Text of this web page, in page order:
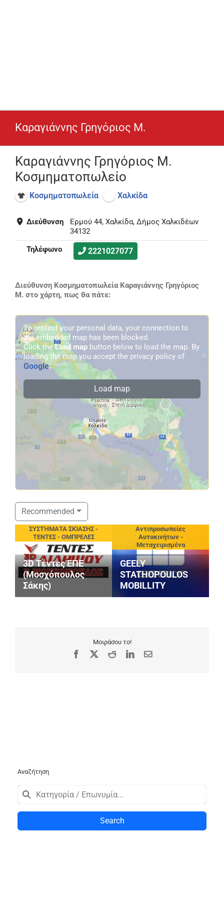
Καραγιάννης Γρηγόριος Μ.
Καραγιάννης Γρηγόριος Μ.
Κοσμηματοπωλείο
Κοσμηματοπωλεία Χαλκίδα
Διεύθυνση
Ερμού 44, Χαλκίδα, Δήμος Χαλκιδέων
34132
Τηλέφωνο
2221027077
Διεύθυνση Κοσμηματοπωλεία Καραγιάννης Γρηγόριος
Μ. στο χάρτη, πως θα πάτε:
To protect your personal data, your connection to
the embedded map has been blocked.
Click theLoad map button below to load the map. By
loading the map you accept the privacy policy of
Google.
Load map
Recommended
ΣΥΣΤΉΜΑΤΑ ΣΚΊΑΣΗΣ -
ΤΕΝΤΕΣ - ΟΜΠΡΕΛΕΣ
3D Τέντες ΕΠΕ
(Μοσχόπουλος
Σάκης)
Αντιπροσωπείες
Αυτοκινήτων -
Μεταχειρισμένα
GEELY
STATHOPOULOS
MOBILLITY
Μοιράσου το!
Facebook RedditLinkedIn
Email
Αναζήτηση
Search